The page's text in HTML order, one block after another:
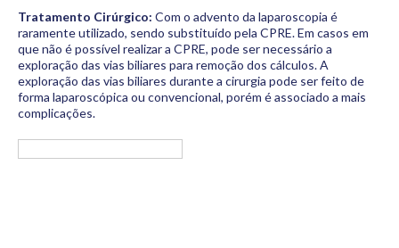
Tratamento Cirúrgico: Com o advento da laparoscopia é
raramente utilizado, sendo substituído pela CPRE. Em casos em
que não é possível realizar a CPRE, pode ser necessário a
exploração das vias biliares para remoção dos cálculos. A
exploração das vias biliares durante a cirurgia pode ser feito de
forma laparoscópica ou convencional, porém é associado a mais
complicações.